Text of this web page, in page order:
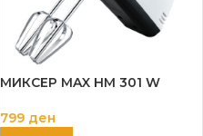
МИКСЕР MAX HM 301 W
799 ден